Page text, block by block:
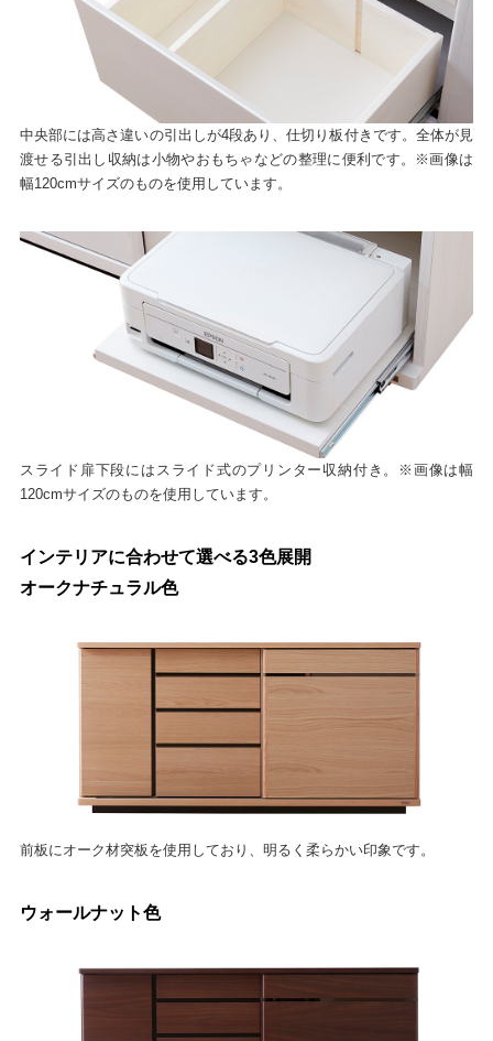
中央部には高さ違いの引出しが4段あり、仕切り板付きです。全体が見
渡せる引出し収納は小物やおもちゃなどの整理に便利です。※画像は
幅120cmサイズのものを使用しています。
スライド扉下段にはスライド式のプリンター収納付き。※画像は幅
120cmサイズのものを使用しています。
インテリアに合わせて選べる3色展開
オークナチュラル色
前板にオーク材突板を使用しており、明るく柔らかい印象です。
ウォールナット色